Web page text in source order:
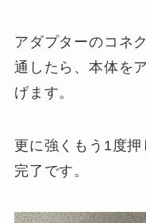
アダプターのコネ
通したら、本体を
げます。
更に強くもう1度
完了です。